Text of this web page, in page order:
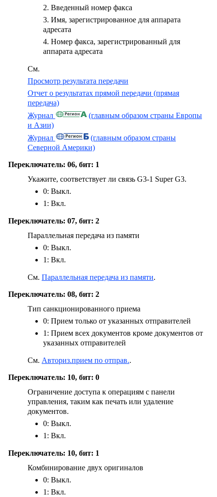
2. Введенный номер факса
3. Имя, зарегистрированное для аппарата
адресата
4. Номер факса, зарегистрированный для
аппарата адресата
См.
Просмотр результата передачи
Отчет о результатах прямой передачи (прямая
передача)
Журнал
(главным образом страны Европы
и Азии)
Журнал
(главным образом страны
Северной Америки)
Переключатель: 06, бит: 1
Укажите, соответствует ли связь G3-1 Super G3.
0: Выкл.
1: Вкл.
Переключатель: 07, бит: 2
Параллельная передача из памяти
0: Выкл.
1: Вкл.
См. Параллельная передача из памяти.
Переключатель: 08, бит: 2
Тип санкционированного приема
0: Прием только от указанных отправителей
1: Прием всех документов кроме документов от
указанных отправителей
См. Авториз.прием по отправ..
Переключатель: 10, бит: 0
Ограничение доступа к операциям с панели
управления, таким как печать или удаление
документов.
0: Выкл.
1: Вкл.
Переключатель: 10, бит: 1
Комбинирование двух оригиналов
0: Выкл.
1: Вкл.